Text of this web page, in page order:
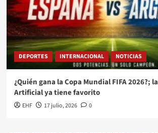
DEPORTES INTERNACIONAL NOTICIAS
¿Quién gana la Copa Mundial FIFA 2026?;
Artificial ya tiene favorito
EHF 17 julio, 2026 0